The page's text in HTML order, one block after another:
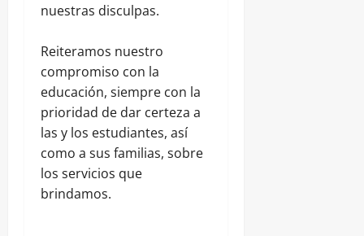
nuestras disculpas.
Reiteramos nuestro
compromiso con la
educación, siempre con la
prioridad de dar certeza a
las y los estudiantes, así
como a sus familias, sobre
los servicios que
brindamos.